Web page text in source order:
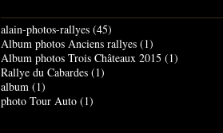
alain-photos-rallyes (45)
Album photos Anciens rallyes (1)
Album photos Trois Châteaux 2015 (1)
Rallye du Cabardes (1)
album (1)
photo Tour Auto (1)